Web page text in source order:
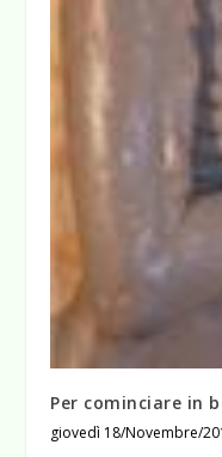
Per cominciare in
giovedì 18/Novembre/